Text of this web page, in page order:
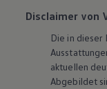
Disclaimer von
Die in dieser
aktuellen
Abgebildet